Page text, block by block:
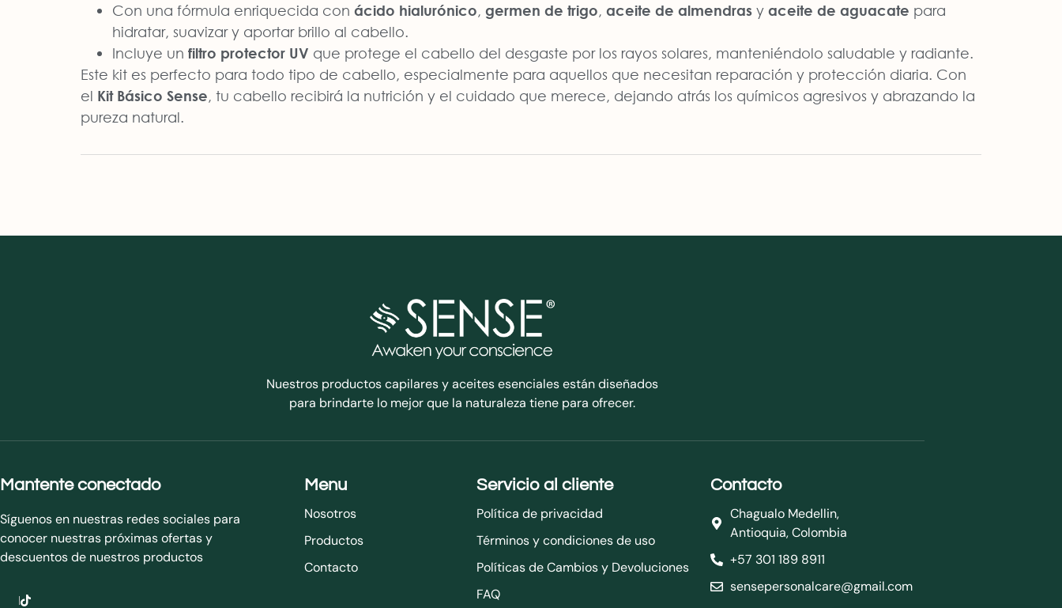
Con una fórmula enriquecida con ácido hialurónico, germen de trigo, aceite de almendras y aceite de aguacate para
hidratar, suavizar y aportar brillo al cabello.
Incluye un filtro protector UV que protege el cabello del desgaste por los rayos solares, manteniéndolo saludable y radiante.
Este kit es perfecto para todo tipo de cabello, especialmente para aquellos que necesitan reparación y protección diaria. Con
el Kit Básico Sense, tu cabello recibirá la nutrición y el cuidado que merece, dejando atrás los químicos agresivos y abrazando la
pureza natural.
Nuestros productos capilares y aceites esenciales están diseñados
para brindarte lo mejor que la naturaleza tiene para ofrecer.
Mantente conectado
Síguenos en nuestras redes sociales para
conocer nuestras próximas ofertas y
descuentos de nuestros productos
Menu
Nosotros
Productos
Contacto
Servicio al cliente
Política de privacidad
Términos y condiciones de uso
Políticas de Cambios y Devoluciones
FAQ
Contacto
Chagualo Medellin,
Antioquia, Colombia
+57 301 189 8911
sensepersonalcare@gmail.com